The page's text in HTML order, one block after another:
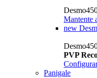
Mantente
new
PVP
Panigale